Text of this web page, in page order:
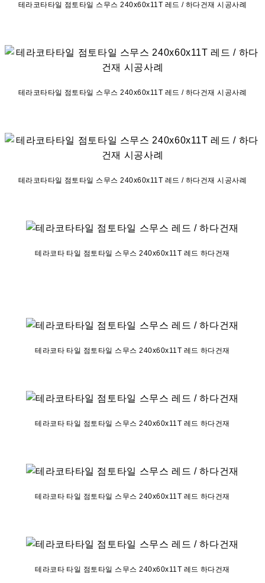
테라코타타일 점토타일 스무스 240x60x11T 레드 / 하다건재 시공사례
테라코타타일 점토타일 스무스 240x60x11T 레드 / 하다건재 시공사례
테라코타타일 점토타일 스무스 240x60x11T 레드 / 하다건재 시공사례
테라코타 타일 점토타일 스무스 240x60x11T 레드 하다건재
테라코타 타일 점토타일 스무스 240x60x11T 레드 하다건재
테라코타 타일 점토타일 스무스 240x60x11T 레드 하다건재
테라코타 타일 점토타일 스무스 240x60x11T 레드 하다건재
테라코타 타일 점토타일 스무스 240x60x11T 레드 하다건재